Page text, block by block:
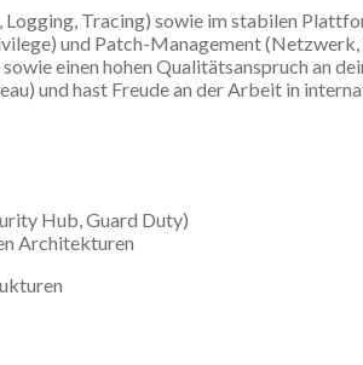
Tracing) sowie im stabilen
und Patch-Management
einen hohen Qualitätsanspruch an
und hast Freude an der Arbeit in
Hub, Guard Duty)
Architekturen